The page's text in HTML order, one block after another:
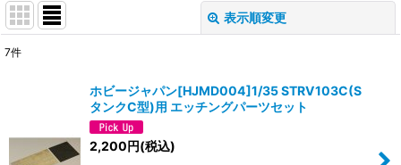
表示順変更
並び順:
7件
ホビージャパン[HJMD004]1/35 STRV103C(S
タンクC型)用 エッチングパーツセット
2,200円(税込)